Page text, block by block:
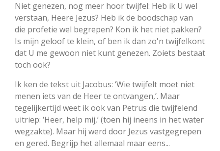
Niet genezen, nog meer hoor twijfel: Heb ik U wel
verstaan, Heere Jezus? Heb ik de boodschap van
die profetie wel begrepen? Kon ik het niet pakken?
Is mijn geloof te klein, of ben ik dan zo'n twijfelkont
dat U me gewoon niet kunt genezen. Zoiets bestaat
toch ook?
Ik ken de tekst uit Jacobus: ‘Wie twijfelt moet niet
menen iets van de Heer te ontvangen,’. Maar
tegelijkertijd weet ik ook van Petrus die twijfelend
uitriep: ‘Heer, help mij,’ (toen hij ineens in het water
wegzakte). Maar hij werd door Jezus vastgegrepen
en gered. Begrijp het allemaal maar eens...